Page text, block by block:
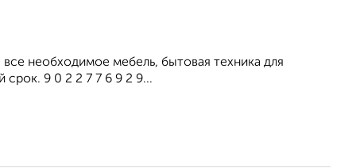
необходимое мебель, бытовая техника для
срок. 9 0 2 2 7 7 6 9 2 9...